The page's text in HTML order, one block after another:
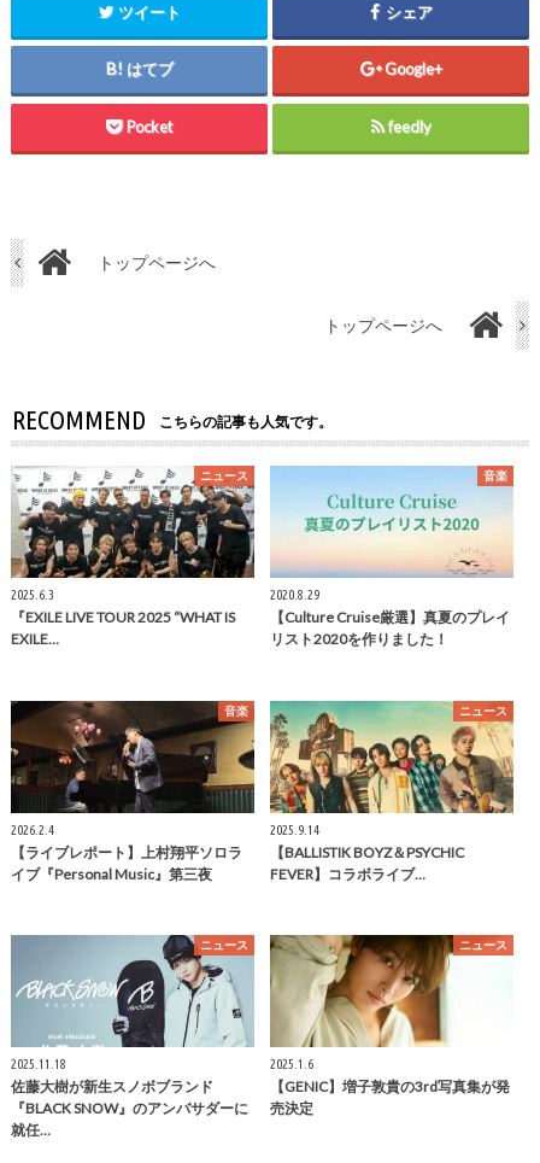
ツイート シェア
はてブ Google+
Pocket feedly
トップページへ
トップページへ
RECOMMEND こちらの記事も人気です。
ニュース
2025.6.3
『EXILE LIVE TOUR 2025 “WHAT IS
EXILE…
音楽
2020.8.29
【Culture Cruise厳選】真夏のプレイ
リスト2020を作りました！
音楽
2026.2.4
【ライブレポート】上村翔平ソロラ
イブ『Personal Music』第三夜
ニュース
2025.9.14
【BALLISTIK BOYZ＆PSYCHIC
FEVER】コラボライブ…
ニュース
2025.11.18
佐藤大樹が新生スノボブランド
『BLACK SNOW』のアンバサダーに
就任…
ニュース
2025.1.6
【GENIC】増子敦貴の3rd写真集が発
売決定